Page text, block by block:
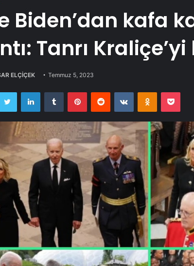
Biden’dan kafa
Tanrı
ELÇİÇEK Temmuz 5, 2023
Twitter LinkedInTumblr PinterestReddit VKontakteOdnoklassniki